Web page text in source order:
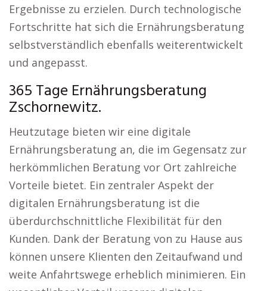
Ergebnisse zu erzielen. Durch technologische
Fortschritte hat sich die Ernährungsberatung
selbstverständlich ebenfalls weiterentwickelt
und angepasst.
365 Tage Ernährungsberatung
Zschornewitz.
Heutzutage bieten wir eine digitale
Ernährungsberatung an, die im Gegensatz zur
herkömmlichen Beratung vor Ort zahlreiche
Vorteile bietet. Ein zentraler Aspekt der
digitalen Ernährungsberatung ist die
überdurchschnittliche Flexibilität für den
Kunden. Dank der Beratung von zu Hause aus
können unsere Klienten den Zeitaufwand und
weite Anfahrtswege erheblich minimieren. Ein